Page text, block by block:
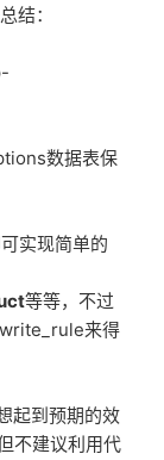
结：
数据表保
实现简单的
等等，不过
来得
起到预期的效
不建议利用代